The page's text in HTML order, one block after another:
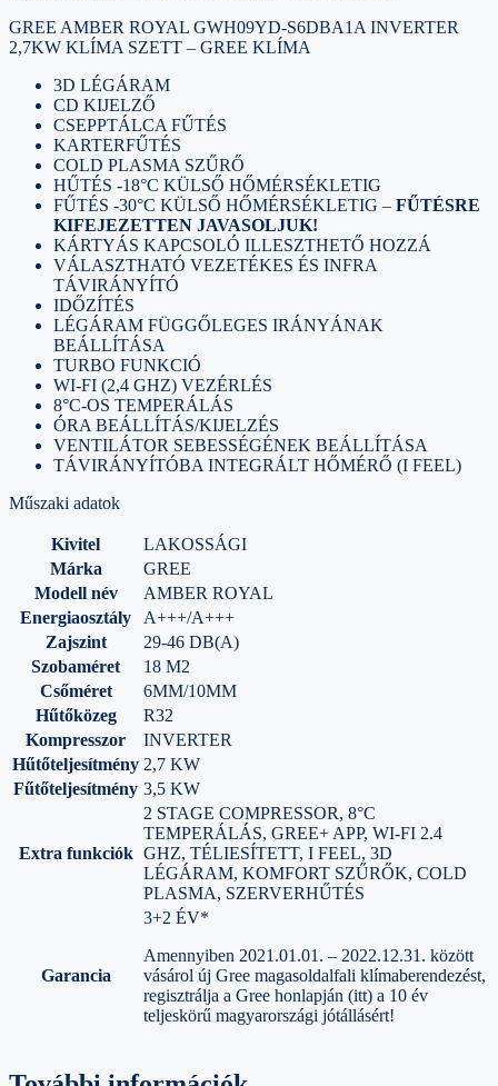
GREE AMBER ROYAL GWH09YD-S6DBA1A INVERTER
2,7KW KLÍMA SZETT – GREE KLÍMA
3D LÉGÁRAM
CD KIJELZŐ
CSEPPTÁLCA FŰTÉS
KARTERFŰTÉS
COLD PLASMA SZŰRŐ
HŰTÉS -18°C KÜLSŐ HŐMÉRSÉKLETIG
FŰTÉS -30°C KÜLSŐ HŐMÉRSÉKLETIG – FŰTÉSRE
KIFEJEZETTEN JAVASOLJUK!
KÁRTYÁS KAPCSOLÓ ILLESZTHETŐ HOZZÁ
VÁLASZTHATÓ VEZETÉKES ÉS INFRA
TÁVIRÁNYÍTÓ
IDŐZÍTÉS
LÉGÁRAM FÜGGŐLEGES IRÁNYÁNAK
BEÁLLÍTÁSA
TURBO FUNKCIÓ
WI-FI (2,4 GHZ) VEZÉRLÉS
8°C-OS TEMPERÁLÁS
ÓRA BEÁLLÍTÁS/KIJELZÉS
VENTILÁTOR SEBESSÉGÉNEK BEÁLLÍTÁSA
TÁVIRÁNYÍTÓBA INTEGRÁLT HŐMÉRŐ (I FEEL)
Műszaki adatok
Kivitel
LAKOSSÁGI
Márka
GREE
Modell név
AMBER ROYAL
Energiaosztály
A+++/A+++
Zajszint
29-46 DB(A)
Szobaméret
18 M2
Csőméret
6MM/10MM
Hűtőközeg
R32
Kompresszor
INVERTER
Hűtőteljesítmény 2,7 KW
Fűtőteljesítmény 3,5 KW
Extra funkciók
2 STAGE COMPRESSOR, 8°C
TEMPERÁLÁS, GREE+ APP, WI-FI 2.4
GHZ, TÉLIESÍTETT, I FEEL, 3D
LÉGÁRAM, KOMFORT SZŰRŐK, COLD
PLASMA, SZERVERHŰTÉS
Garancia
3+2 ÉV*
Amennyiben 2021.01.01. – 2022.12.31. között
vásárol új Gree magasoldalfali klímaberendezést,
regisztrálja a Gree honlapján (itt) a 10 év
teljeskörű magyarországi jótállásért!